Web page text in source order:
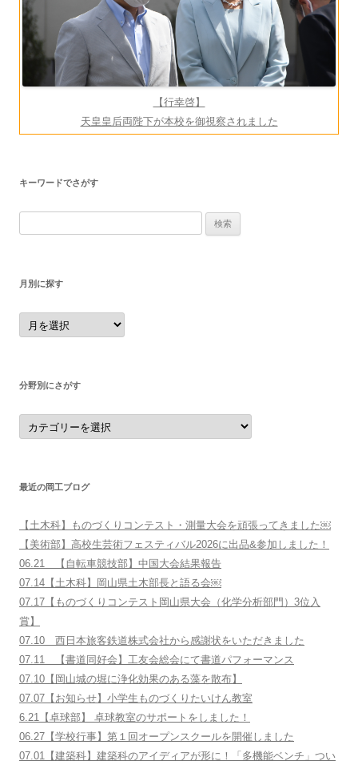
【行幸啓】
天皇皇后両陛下が本校を御視察されました
キーワードでさがす
索:
月別に探す
月
別
に
分野別にさがす
分
野
別
す
最近の岡工ブログ
【土木科】ものづくりコンテスト・測量大会を頑張ってきました￼
【美術部】高校生芸術フェスティバル2026に出品&参加しました！
06.21 【自転車競技部】中国大会結果報告
07.14【土木科】岡山県土木部長と語る会￼
07.17【ものづくりコンテスト岡山県大会（化学分析部門）3位入
賞】
07.10 西日本旅客鉄道株式会社から感謝状をいただきました
07.11 【書道同好会】工友会総会にて書道パフォーマンス
07.10【岡山城の堀に浄化効果のある藻を散布】
07.07【お知らせ】小学生ものづくりたいけん教室
6.21【卓球部】 卓球教室のサポートをしました！
06.27【学校行事】第１回オープンスクールを開催しました
07.01【建築科】建築科のアイディアが形に！「多機能ベンチ」つい